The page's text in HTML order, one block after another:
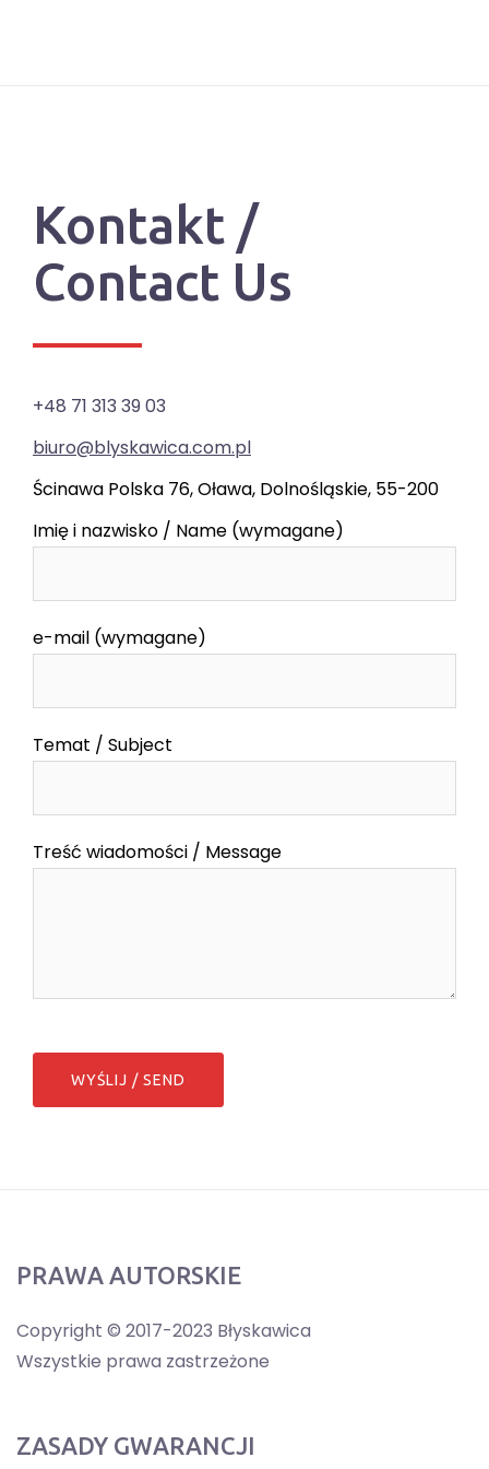
Kontakt /
Contact Us
+48 71 313 39 03
biuro@blyskawica.com.pl
Ścinawa Polska 76, Oława, Dolnośląskie, 55-200
Imię i nazwisko / Name (wymagane)
e-mail (wymagane)
Temat / Subject
Treść wiadomości / Message
PRAWA AUTORSKIE
Copyright © 2017-2023 Błyskawica
Wszystkie prawa zastrzeżone
ZASADY GWARANCJI